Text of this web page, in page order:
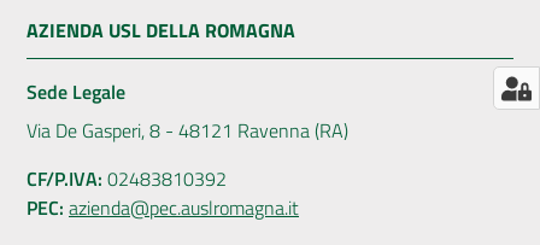
AZIENDA USL DELLA ROMAGNA
Sede Legale
Via De Gasperi, 8 - 48121 Ravenna (RA)
CF/P.IVA: 02483810392
PEC: azienda@pec.auslromagna.it